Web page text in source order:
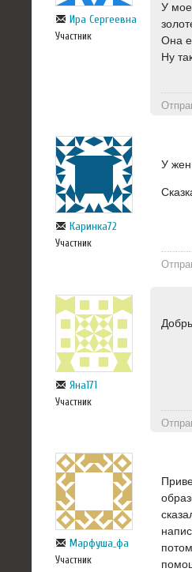
Ира Сергеевна
Участник
У
Она
Ну
Каринка72
Участник
У
Яна171
Участник
Марфуша_фа
Участник